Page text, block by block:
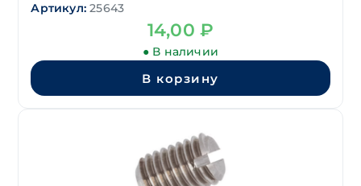
Артикул: 25643
14,00 ₽
● В наличии
В корзину